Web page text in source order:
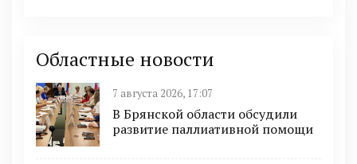
Областные новости
7 августа 2026, 17:07
В Брянской области обсудили
развитие паллиативной помощи